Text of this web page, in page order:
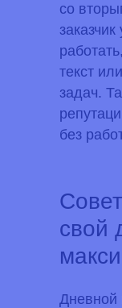
со
текст
задач.
без
свой
Дневной